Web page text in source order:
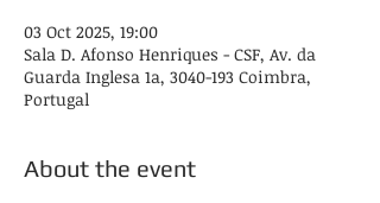
03 Oct 2025, 19:00
Sala D. Afonso Henriques - CSF, Av. da
Guarda Inglesa 1a, 3040-193 Coimbra,
Portugal
About the event